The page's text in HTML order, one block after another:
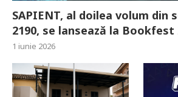
SAPIENT, al doilea volum din
2190, se lansează la Bookfest
1 iunie 2026